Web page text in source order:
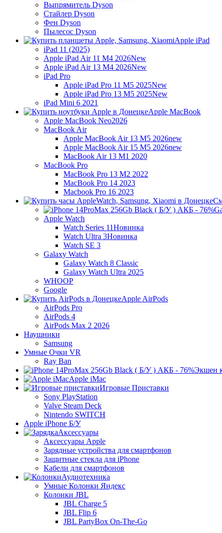
Выпрямитель Dyson
Стайлер Dyson
Фен Dyson
Пылесос Dyson
Apple iPad
iPad 11 (2025)
Apple iPad Air 11 M4 2026New
Apple iPad Air 13 M4 2026New
iPad Pro
Apple iPad Pro 11 M5 2025New
Apple iPad Pro 13 M5 2025New
iPad Mini 6 2021
Apple MacBook
Apple MacBook Neo2026
MacBook Air
Apple MacBook Air 13 M5 2026new
Apple MacBook Air 15 M5 2026new
MacBook Air 13 M1 2020
MacBook Pro
MacBook Pro 13 M2 2022
MacBook Pro 14 2023
Macbook Pro 16 2023
Apple Watch
Watch Series 11Новинка
Watch Ultra 3Новинка
Watch SE 3
Galaxy Watch
Galaxy Watch 8 Classic
Galaxy Watch Ultra 2025
WHOOP
Google
Apple AirPods
AirPods Pro
AirPods 4
AirPods Max 2 2026
Наушники
Samsung
Умные Очки VR
Ray Ban
Экшен
Apple iMac
Игровые Приставки
Sony PlayStation
Valve Steam Deck
Nintendo SWITCH
Apple iPhone Б/У
Аксессуары
Аксессуары Apple
Зарядные устройства для смартфонов
Защитные стекла для iPhone
Кабели для смартфонов
Аудиотехника
Умные Колонки Яндекс
Колонки JBL
JBL Charge 5
JBL Flip 6
JBL PartyBox On-The-Go